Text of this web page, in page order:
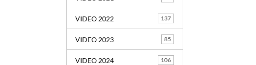
VIDEO 2022 137
VIDEO 2023 85
VIDEO 2024 106